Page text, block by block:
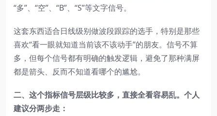
“多”、“空”、“B”、“S”等文字信号。
这套东西适合日线级别做波段跟踪的选手，特别是那些
喜欢“看一眼就知道当前该不该动手”的朋友。信号不算
多，但每个信号都有明确的触发逻辑，避免了那种满屏
都是箭头、反而不知道看哪个的尴尬。
二、这个指标信号层级比较多，直接全看容易乱。个人
建议分两步走：